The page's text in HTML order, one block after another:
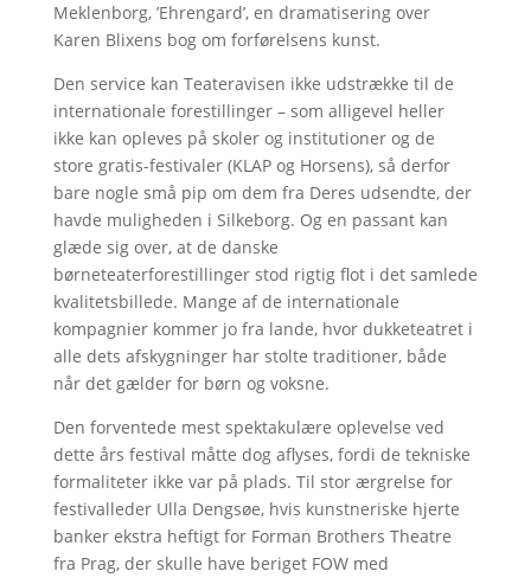
Meklenborg, ’Ehrengard’, en dramatisering over
Karen Blixens bog om forførelsens kunst.
Den service kan Teateravisen ikke udstrække til de
internationale forestillinger – som alligevel heller
ikke kan opleves på skoler og institutioner og de
store gratis-festivaler (KLAP og Horsens), så derfor
bare nogle små pip om dem fra Deres udsendte, der
havde muligheden i Silkeborg. Og en passant kan
glæde sig over, at de danske
børneteaterforestillinger stod rigtig flot i det samlede
kvalitetsbillede. Mange af de internationale
kompagnier kommer jo fra lande, hvor dukketeatret i
alle dets afskygninger har stolte traditioner, både
når det gælder for børn og voksne.
Den forventede mest spektakulære oplevelse ved
dette års festival måtte dog aflyses, fordi de tekniske
formaliteter ikke var på plads. Til stor ærgrelse for
festivalleder Ulla Dengsøe, hvis kunstneriske hjerte
banker ekstra heftigt for Forman Brothers Theatre
fra Prag, der skulle have beriget FOW med